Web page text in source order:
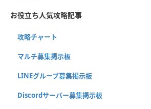
お役立ち人気攻略記事
攻略チャート
マルチ募集掲示板
LINEグループ募集掲示板
Discordサーバー募集掲示板